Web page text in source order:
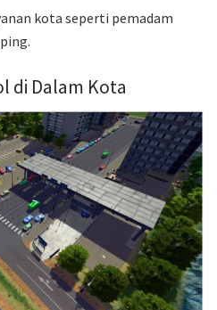
kota seperti pemadam
di Dalam Kota